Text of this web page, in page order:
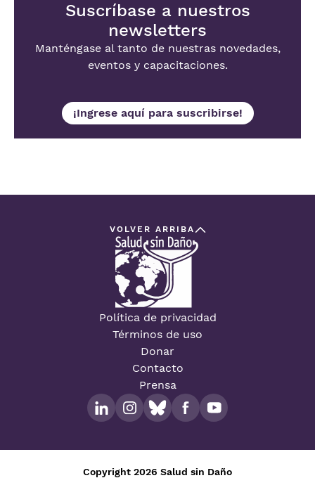
Suscríbase a nuestros
newsletters
Manténgase al tanto de nuestras novedades,
eventos y capacitaciones.
¡Ingrese aquí para suscribirse!
VOLVER ARRIBA
Política de privacidad
Términos de uso
Donar
Contacto
Prensa
Copyright 2026 Salud sin Daño